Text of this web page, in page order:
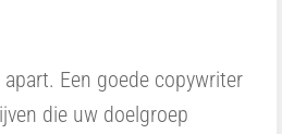
Een goede copywriter
die uw doelgroep